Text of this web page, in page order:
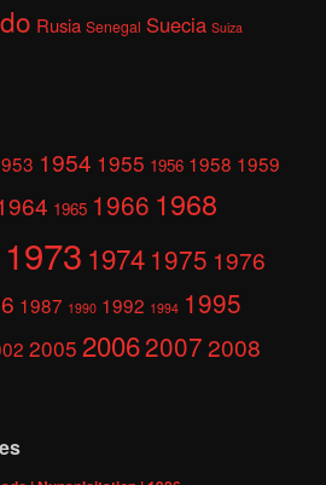
Rusia Senegal Suecia Suiza
1954 1955 1956 1958 1959
1965 1966 1968
1973 1974 1975 1976
1987 1990 1992 1994 1995
2005 200620072008